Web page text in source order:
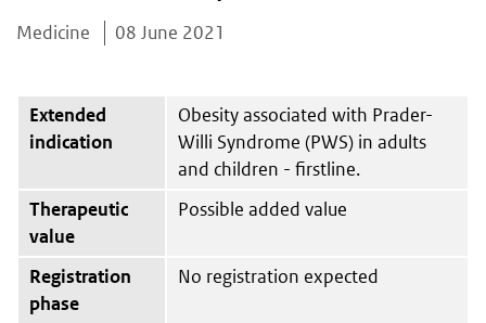
Medicine 08 June 2021
Extended
indication
Obesity associated with Prader-
Willi Syndrome (PWS) in adults
and children - firstline.
Therapeutic
value
Possible added value
Registration
phase
No registration expected